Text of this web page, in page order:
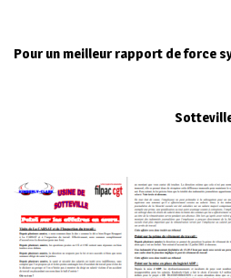
Pour un meilleur rapport de force